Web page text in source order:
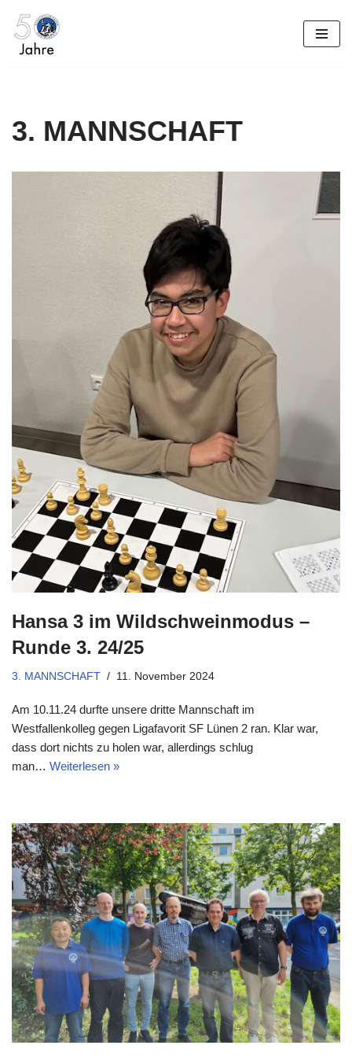
Zum
3. MANNSCHAFT
Hansa 3 im Wildschweinmodus –
Runde 3. 24/25
3. MANNSCHAFT 11. November 2024
Am 10.11.24 durfte unsere dritte Mannschaft im
Westfallenkolleg gegen Ligafavorit SF Lünen 2 ran. Klar war,
dass dort nichts zu holen war, allerdings schlug
man… Weiterlesen »